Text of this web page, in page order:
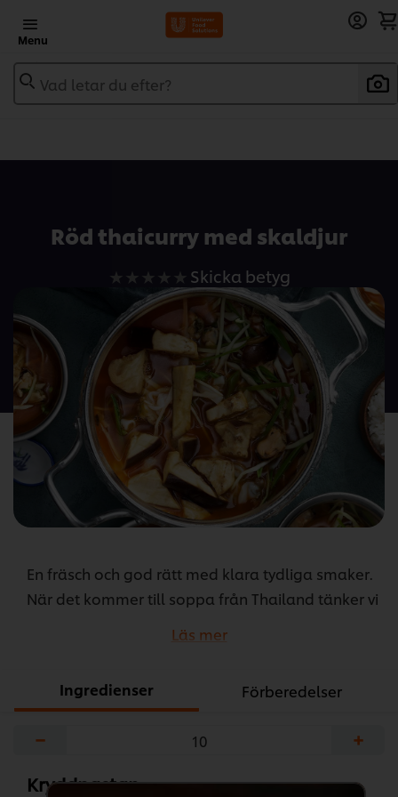
Menu
Vad letar du efter?
Röd thaicurry med skaldjur
Inga
betyg
har
skickats
för
denna
recipe
Skicka betyg
En fräsch och god rätt med klara tydliga smaker.
När det kommer till soppa från Thailand tänker vi
här rätten.
Läs mer
Ingredienser Förberedelser
− +
Kryddpastan: